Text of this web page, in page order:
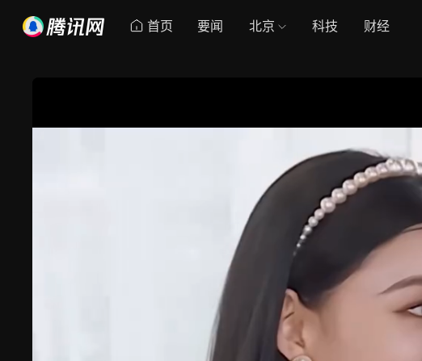
首页 要闻 北京 科技 财经